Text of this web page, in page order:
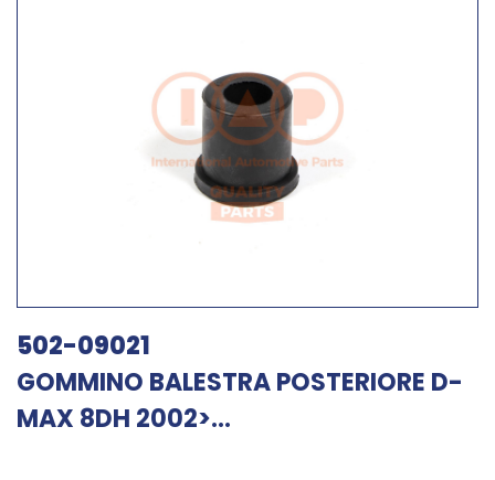
502-09021
GOMMINO BALESTRA POSTERIORE D-
MAX 8DH 2002>...